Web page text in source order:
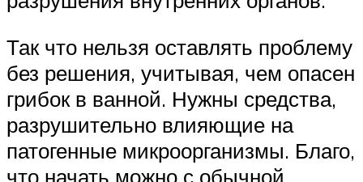
Так что нельзя оставлять проблему
без решения, учитывая, чем опасен
грибок в ванной. Нужны средства,
разрушительно влияющие на
патогенные микроорганизмы. Благо,
что начать можно с обычной